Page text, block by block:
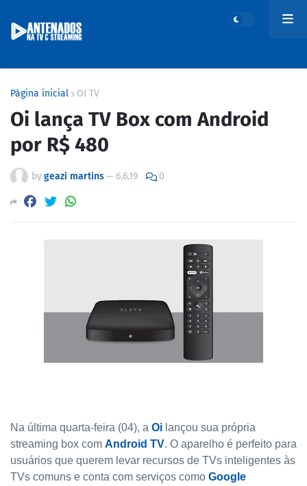
Página inicial OI TV
Oi lança TV Box com Android
por R$ 480
bygeazi martins— 6.6.19 0
Na última quarta-feira (04), a Oi lançou sua própria
streaming box com Android TV. O aparelho é perfeito para
usuários que querem levar recursos de TVs inteligentes às
TVs comuns e conta com serviços como Google